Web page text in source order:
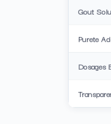
Gout
Purete
Dosages